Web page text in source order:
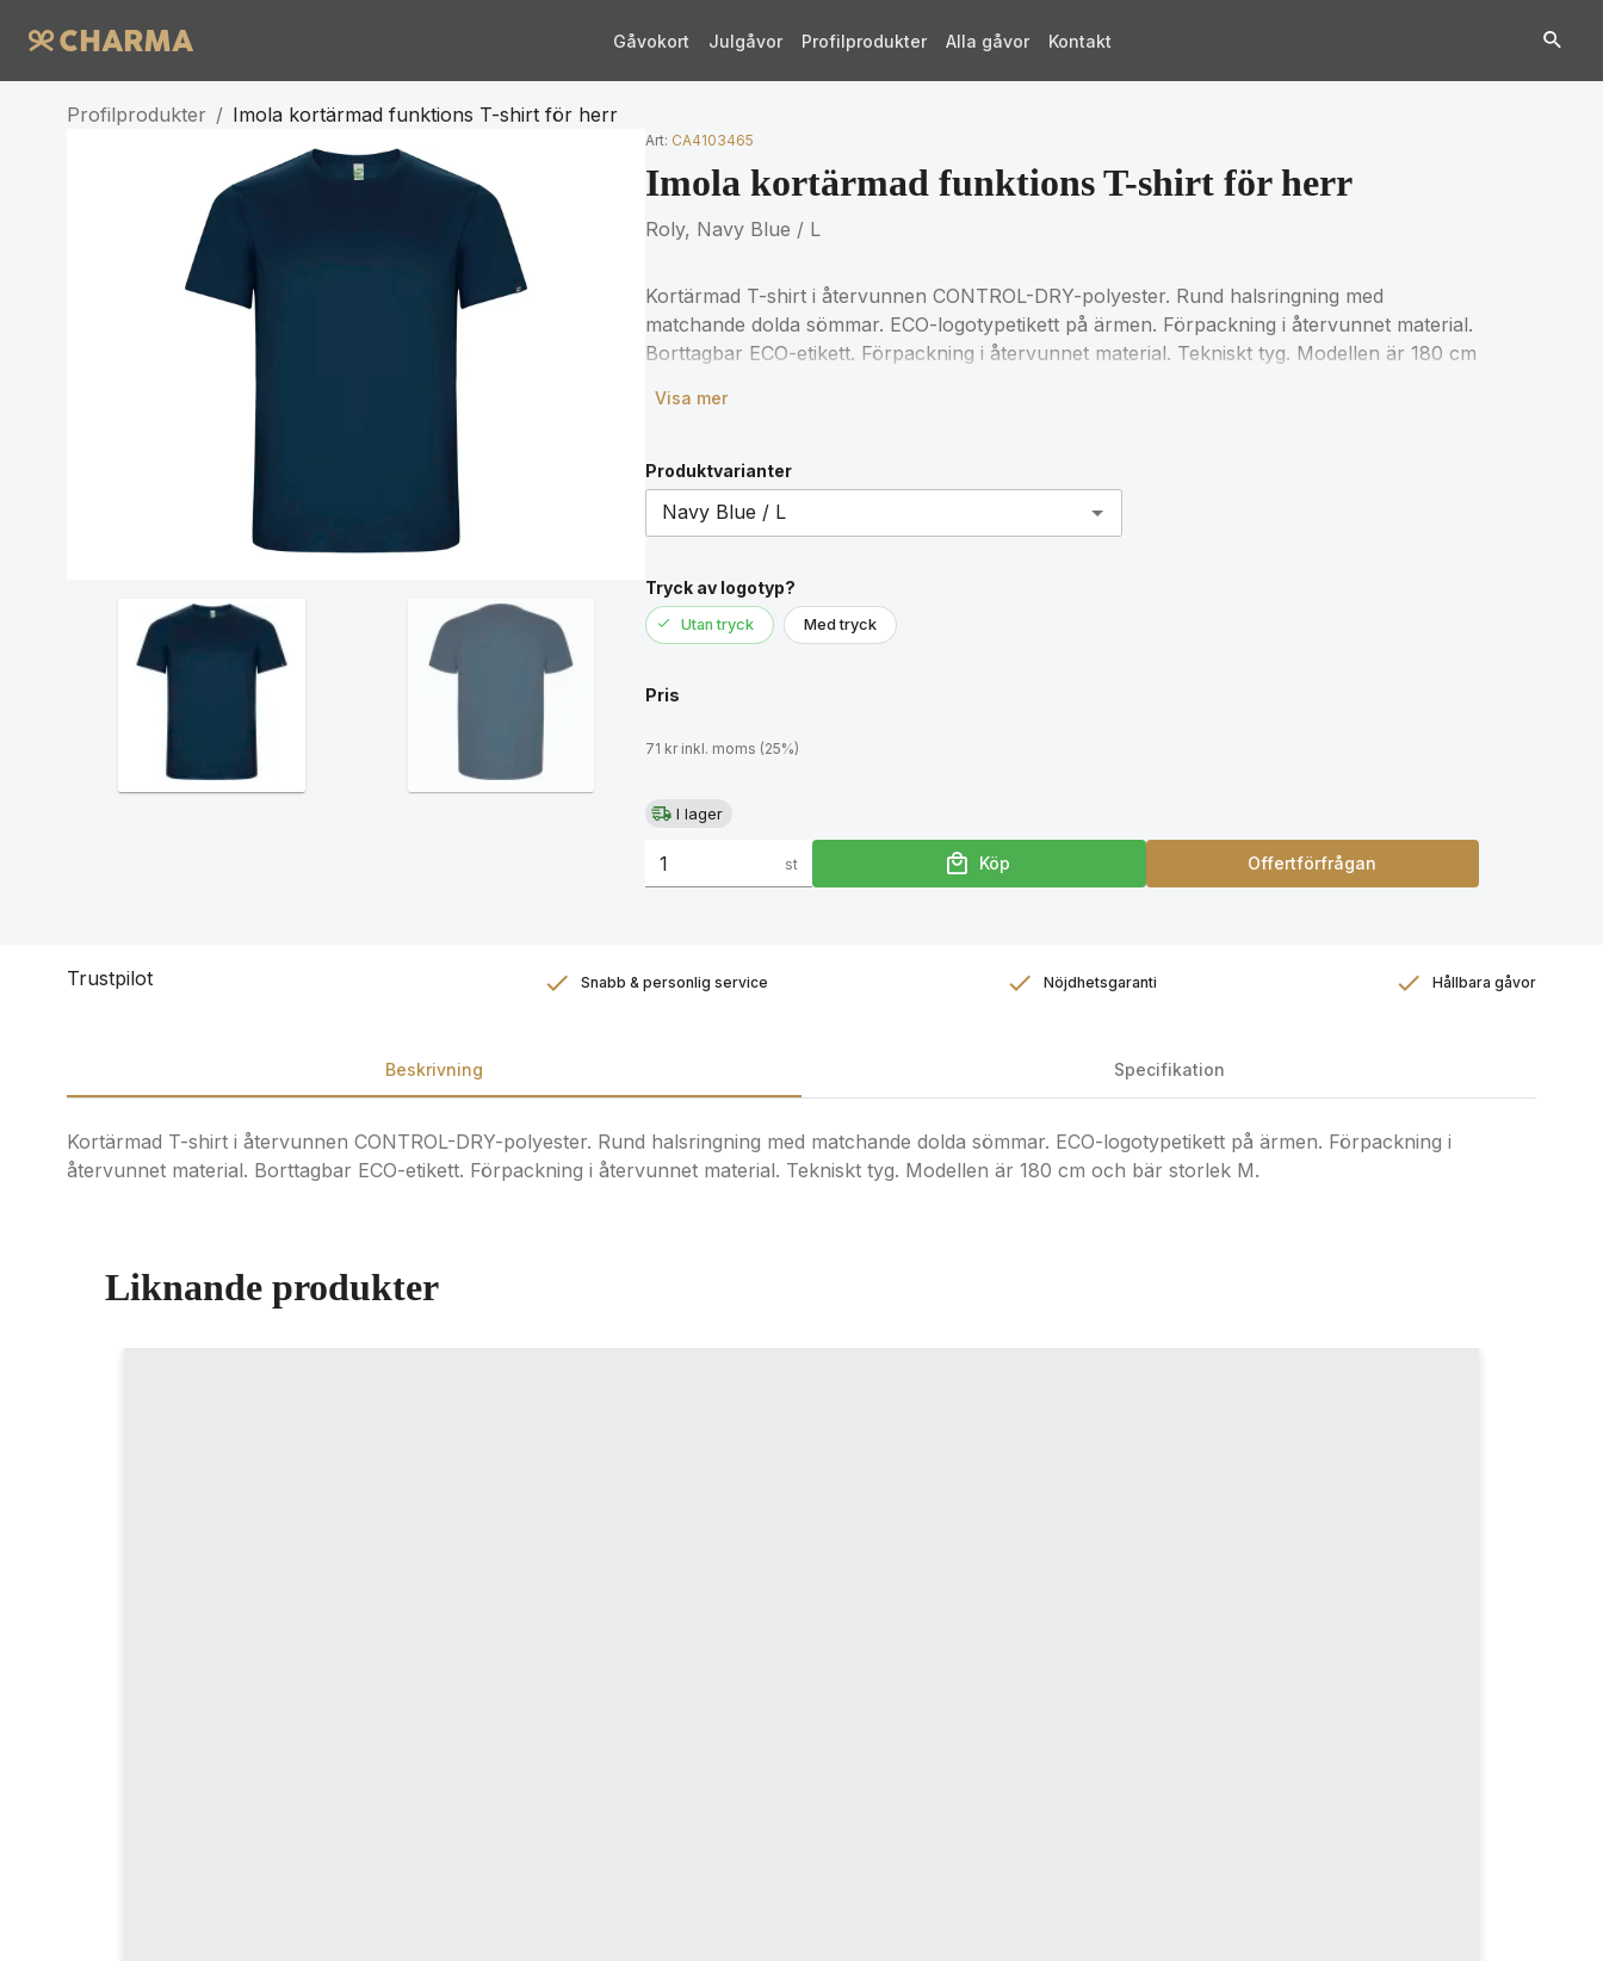
Gåvokort Julgåvor Profilprodukter Alla gåvor Kontakt
Profilprodukter / Imola kortärmad funktions T-shirt för herr
Art: CA4103465
Imola kortärmad funktions T-shirt för herr
Roly, Navy Blue / L
Kortärmad T-shirt i återvunnen CONTROL-DRY-polyester. Rund halsringning med
matchande dolda sömmar. ECO-logotypetikett på ärmen. Förpackning i återvunnet material.
Borttagbar ECO-etikett. Förpackning i återvunnet material. Tekniskt tyg. Modellen är 180 cm
Visa mer
Produktvarianter
Tryck av logotyp?
Utan tryck Med tryck
Pris
71 kr inkl. moms (25%)
I lager
st Köp Offertförfrågan
Trustpilot Snabb & personlig service Nöjdhetsgaranti Hållbara gåvor
Beskrivning Specifikation
Kortärmad T-shirt i återvunnen CONTROL-DRY-polyester. Rund halsringning med matchande dolda sömmar. ECO-logotypetikett på ärmen. Förpackning i
återvunnet material. Borttagbar ECO-etikett. Förpackning i återvunnet material. Tekniskt tyg. Modellen är 180 cm och bär storlek M.
Liknande produkter